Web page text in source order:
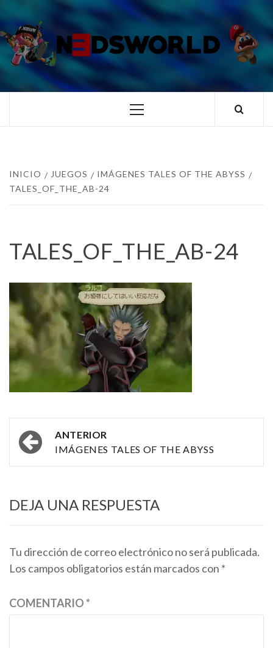
al
contenido
TUS ESPECIALISTAS EN NINTENDO
Menú
INICIO JUEGOS
IMÁGENES TALES OF THE ABYSS
TALES_OF_THE_AB-24
TALES_OF_THE_AB-24
Navegación
por
ANTERIOR
IMÁGENES TALES OF THE ABYSS
DEJA UNA RESPUESTA
Tu dirección de correo electrónico no será publicada.
Los campos obligatorios están marcados con *
COMENTARIO*